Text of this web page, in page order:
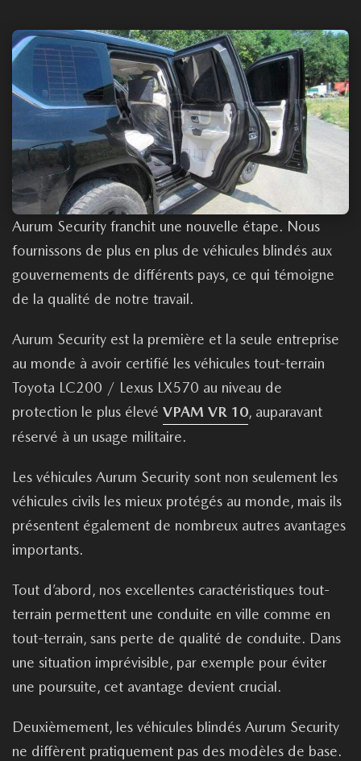
Aurum Security franchit une nouvelle étape. Nous
fournissons de plus en plus de véhicules blindés aux
gouvernements de différents pays, ce qui témoigne
de la qualité de notre travail.
Aurum Security est la première et la seule entreprise
au monde à avoir certifié les véhicules tout-terrain
Toyota LC200 / Lexus LX570 au niveau de
protection le plus élevé VPAM VR 10, auparavant
réservé à un usage militaire.
Les véhicules Aurum Security sont non seulement les
véhicules civils les mieux protégés au monde, mais ils
présentent également de nombreux autres avantages
importants.
Tout d’abord, nos excellentes caractéristiques tout-
terrain permettent une conduite en ville comme en
tout-terrain, sans perte de qualité de conduite. Dans
une situation imprévisible, par exemple pour éviter
une poursuite, cet avantage devient crucial.
Deuxièmement, les véhicules blindés Aurum Security
ne diffèrent pratiquement pas des modèles de base.